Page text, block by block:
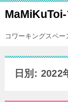
コワーキングスペー
日別: 2022